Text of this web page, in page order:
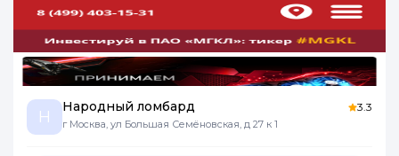
Н
Народный ломбард
г Москва, ул Большая Семёновская, д 27 к 1
3.3